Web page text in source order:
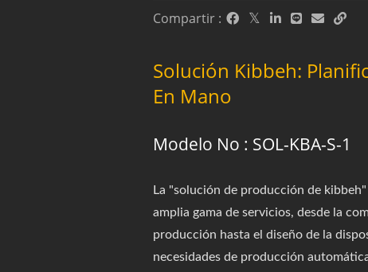
Compartir :
Solución Kibbeh:
En Mano
Modelo No : SOL-KBA-S-1
La "solución de producción de
amplia gama de servicios, desde la
producción hasta el diseño de la
necesidades de producción